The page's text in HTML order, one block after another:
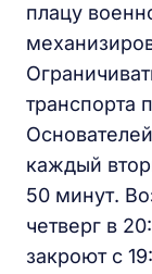
плацу
транспорта
каждый
50 минут.
четверг в
закроют с